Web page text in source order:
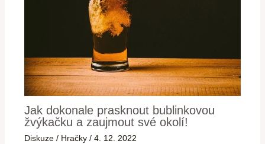
Jak dokonale prasknout bublinkovou
žvýkačku a zaujmout své okolí!
Diskuze / Hračky /4. 12. 2022